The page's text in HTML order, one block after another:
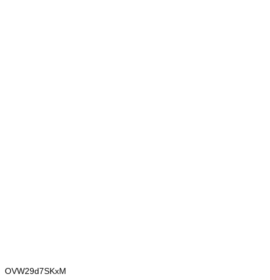
OVW29d7SKxM